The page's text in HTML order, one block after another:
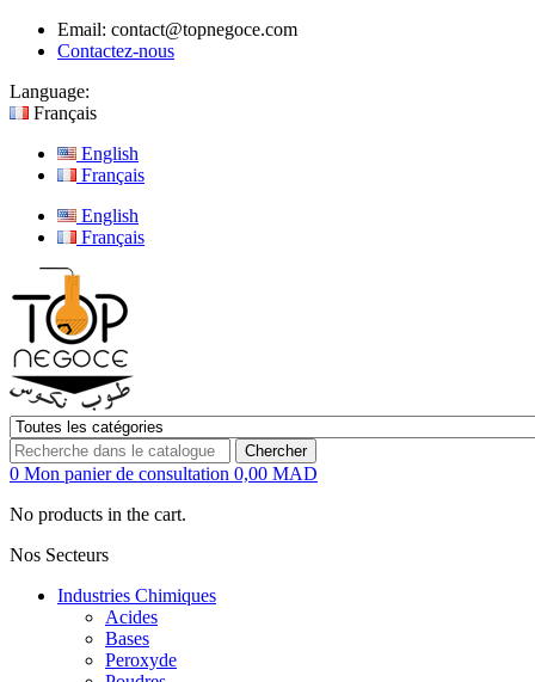
Email: contact@topnegoce.com
Contactez-nous
Language:
Français
English
Français
English
Français
Chercher
0 Mon panier de consultation 0,00 MAD
No products in the cart.
Nos Secteurs
Industries Chimiques
Acides
Bases
Peroxyde